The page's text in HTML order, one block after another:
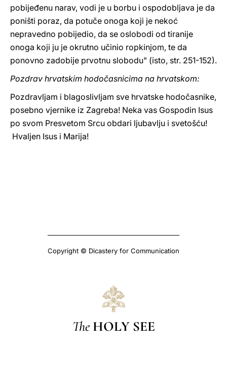
pobijeđenu narav, vodi je u borbu i ospodobljava je da
poništi poraz, da potuče onoga koji je nekoć
nepravedno pobijedio, da se oslobodi od tiranije
onoga koji ju je okrutno učinio ropkinjom, te da
ponovno zadobije prvotnu slobodu" (isto, str. 251-152).
Pozdrav hrvatskim hodočasnicima na hrvatskom:
Pozdravljam i blagoslivljam sve hrvatske hodočasnike,
posebno vjernike iz Zagreba! Neka vas Gospodin Isus
po svom Presvetom Srcu obdari ljubavlju i svetošću!
Hvaljen Isus i Marija!
Copyright © Dicastery for Communication
The HOLY SEE